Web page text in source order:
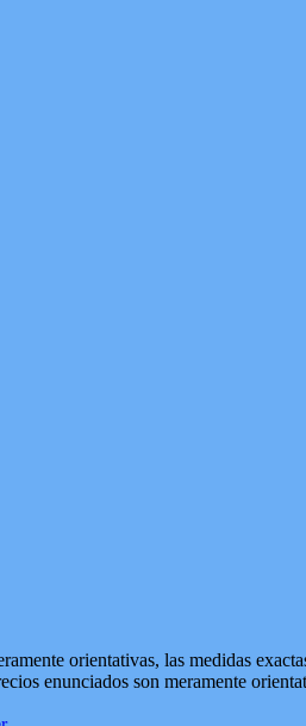
orientativas, las medidas
enunciados son meramente